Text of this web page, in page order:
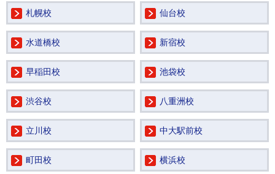
札幌校 仙台校
水道橋校 新宿校
早稲田校 池袋校
渋谷校 八重洲校
立川校 中大駅前校
町田校 横浜校